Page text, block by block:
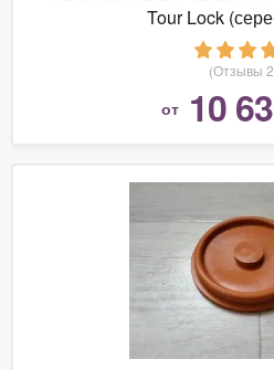
Tour Lock
(Отзывы
от 10